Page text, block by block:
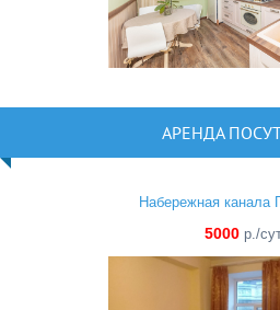
АРЕНДА
Набережная канала
5000 р./